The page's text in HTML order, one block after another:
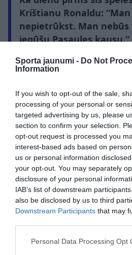
Sporta jaunumi - Do Not
Information
If you wish to opt-out of the sale,
processing of your personal or
targeted advertising by us, please
section to confirm your selection.
opt-out request is processed you
interest-based ads based on
us or personal information
your opt-out. You may separately
disclosure of your personal
IAB’s list of downstream
also be disclosed by us to third
Downstream Participants that may
Please note that this website/app
Personal Data Processing Opt
Krištianu Ronaldu:
nepietrūkst. Man nebūs
iegūšu Pasaules kausu.”
CITS NO ŠĪS TĒMAS
“Jā, tas bija
kauss, bet…”
zaudējuma
VIDEO.
spēles laikā –
jauna
Kā mājās
cilvēku jūra,